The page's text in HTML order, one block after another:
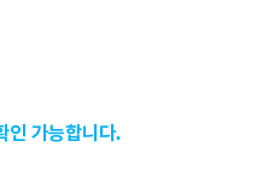
인 가능합니다.